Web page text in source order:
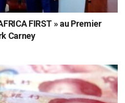
FIRST » au Premier
Carney